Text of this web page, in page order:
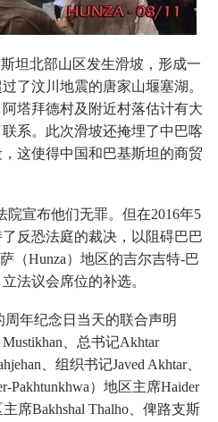
斯坦北部山区发生滑坡，形成一
了汶川地震的唐家山堰塞湖。
塔拜德村及附近村落估计有大
系。此次滑坡还掩埋了中巴喀
这使得中国和巴基斯坦的商贸
院宣布他们无罪。但在2016年5
反恐法庭的裁决，以阻碍巴巴
（Hunza）地区的吉尔吉特-巴
法议会席位的补选。
周年纪念日当天的联合声明
、总书记Akhtar
、组织书记Javed Akhtar、
Pakhtunkhwa）地区主席Haider
席Bakhshal Thalho、俾路支斯